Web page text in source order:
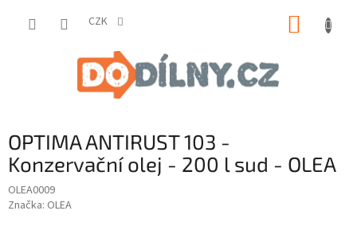
CZK
OPTIMA ANTIRUST 103 -
Konzervační olej - 200 l sud - OLEA
OLEA0009
Značka: OLEA